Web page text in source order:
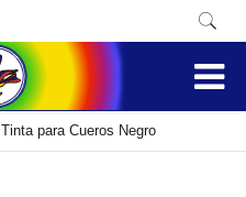
Tinta para Cueros Negro